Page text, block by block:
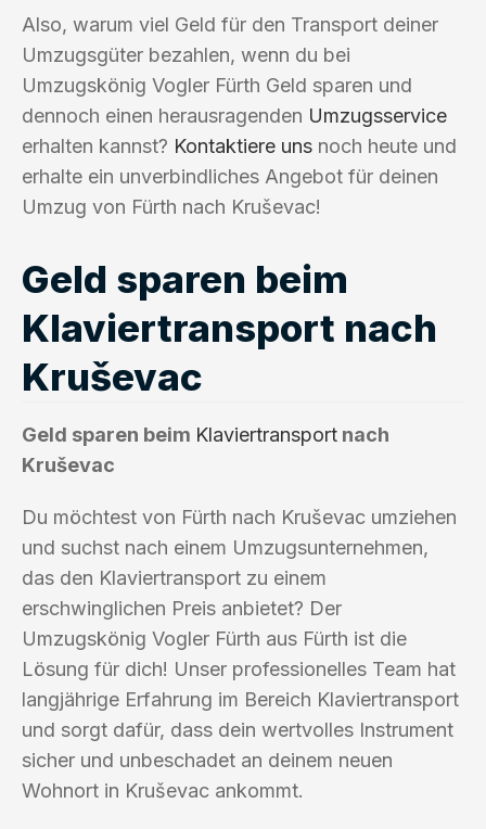
Also, warum viel Geld für den Transport deiner
Umzugsgüter bezahlen, wenn du bei
Umzugskönig Vogler Fürth Geld sparen und
dennoch einen herausragenden Umzugsservice
erhalten kannst? Kontaktiere uns noch heute und
erhalte ein unverbindliches Angebot für deinen
Umzug von Fürth nach Kruševac!
Geld sparen beim
Klaviertransport nach
Kruševac
Geld sparen beim Klaviertransport nach
Kruševac
Du möchtest von Fürth nach Kruševac umziehen
und suchst nach einem Umzugsunternehmen,
das den Klaviertransport zu einem
erschwinglichen Preis anbietet? Der
Umzugskönig Vogler Fürth aus Fürth ist die
Lösung für dich! Unser professionelles Team hat
langjährige Erfahrung im Bereich Klaviertransport
und sorgt dafür, dass dein wertvolles Instrument
sicher und unbeschadet an deinem neuen
Wohnort in Kruševac ankommt.